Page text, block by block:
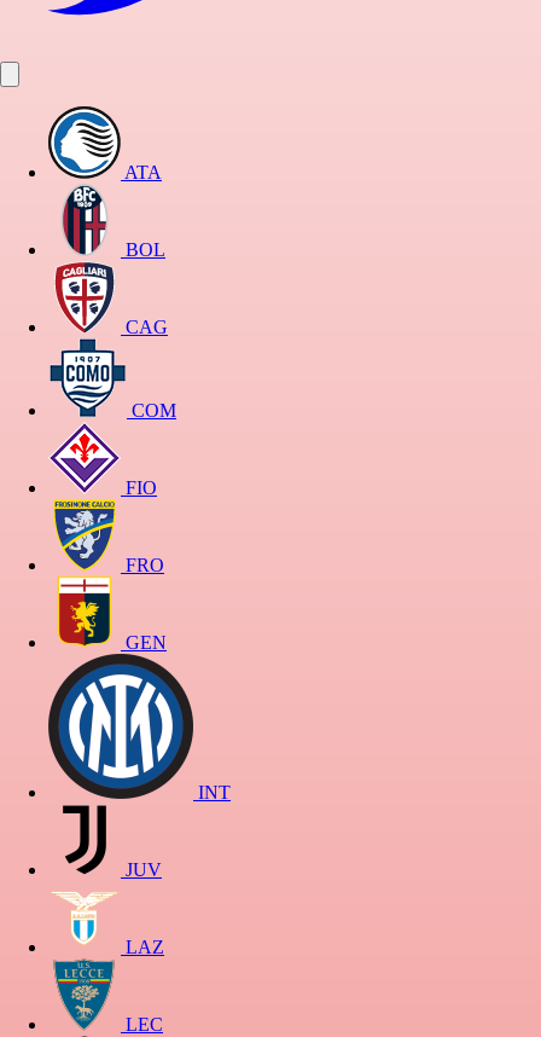
ATA
BOL
CAG
COM
FIO
FRO
GEN
INT
JUV
LAZ
LEC